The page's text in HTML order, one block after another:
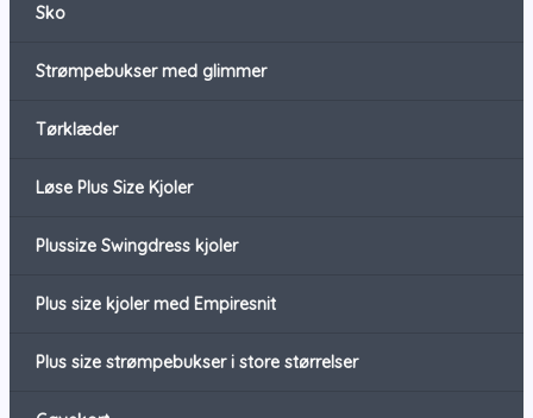
Sko
Strømpebukser med glimmer
Tørklæder
Løse Plus Size Kjoler
Plussize Swingdress kjoler
Plus size kjoler med Empiresnit
Plus size strømpebukser i store størrelser